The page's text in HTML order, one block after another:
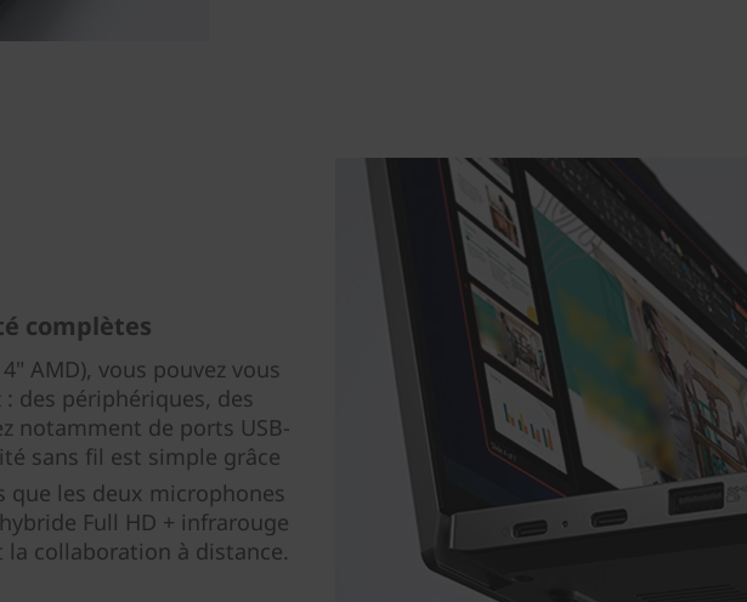
complètes
AMD), vous pouvez vous
des périphériques, des
notamment de ports USB-
sans fil est simple grâce
que les deux microphones
Full HD + infrarouge
collaboration à distance.